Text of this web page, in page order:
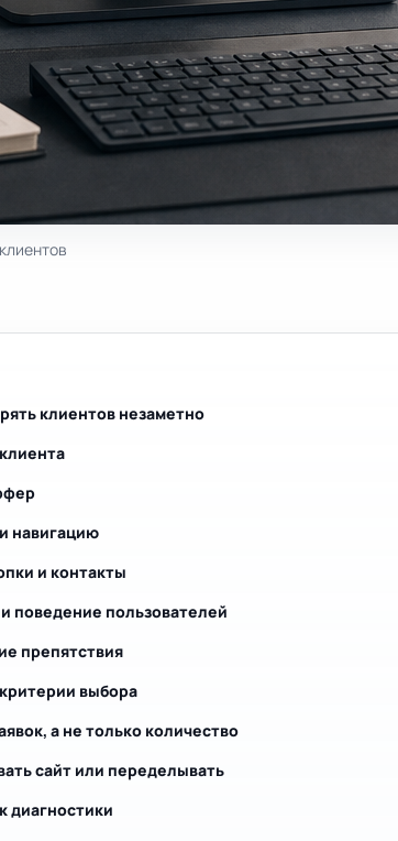
клиентов незаметно
навигацию
и контакты
поведение пользователей
препятствия
выбора
а не только количество
сайт или переделывать
диагностики